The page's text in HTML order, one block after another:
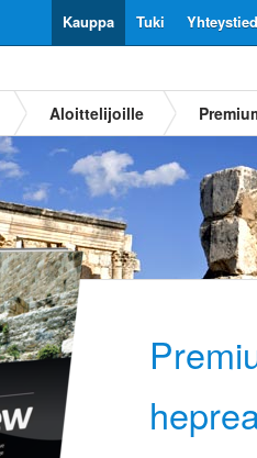
Tuki
Kauppa
Aloittelijoille